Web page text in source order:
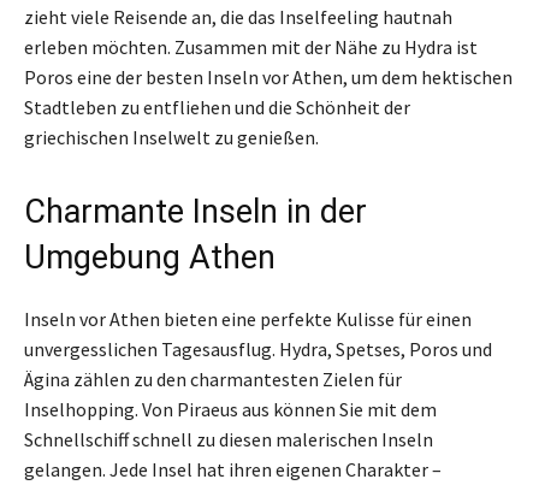
zieht viele Reisende an, die das Inselfeeling hautnah
erleben möchten. Zusammen mit der Nähe zu Hydra ist
Poros eine der besten Inseln vor Athen, um dem hektischen
Stadtleben zu entfliehen und die Schönheit der
griechischen Inselwelt zu genießen.
Charmante Inseln in der
Umgebung Athen
Inseln vor Athen bieten eine perfekte Kulisse für einen
unvergesslichen Tagesausflug. Hydra, Spetses, Poros und
Ägina zählen zu den charmantesten Zielen für
Inselhopping. Von Piraeus aus können Sie mit dem
Schnellschiff schnell zu diesen malerischen Inseln
gelangen. Jede Insel hat ihren eigenen Charakter –